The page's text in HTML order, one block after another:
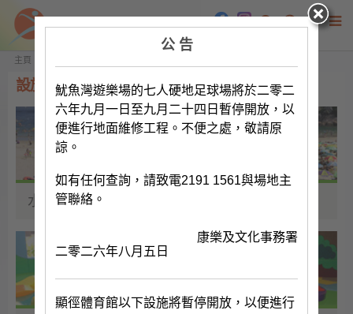
Main content start
主頁
設施及場地列表
水上運動設施
公 告
魷魚灣遊樂場的七人硬地足球場將於二零二
六年九月一日至九月二十四日暫停開放，以
便進行地面維修工程。不便之處，敬請原
諒。
如有任何查詢，請致電2191 1561與場地主
管聯絡。
康樂及文化事務署
二零二六年八月五日
顯徑體育館以下設施將暫停開放，以便進行